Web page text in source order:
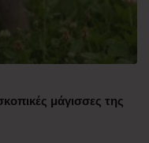
μάγισσες της